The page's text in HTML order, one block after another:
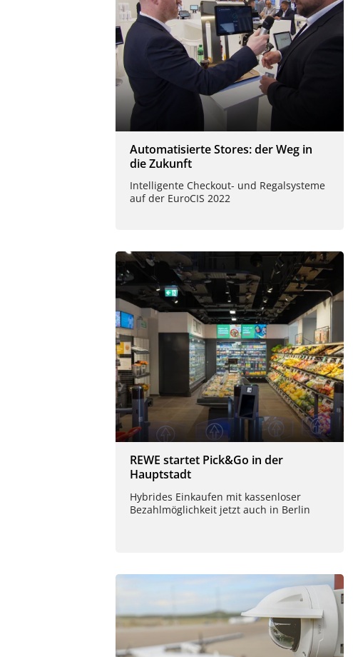
Automatisierte Stores: der Weg in
die Zukunft
Intelligente Checkout- und Regalsysteme
auf der EuroCIS 2022
REWE startet Pick&Go in der
Hauptstadt
Hybrides Einkaufen mit kassenloser
Bezahlmöglichkeit jetzt auch in Berlin